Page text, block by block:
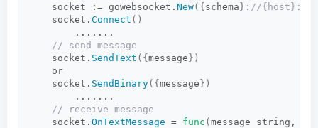
    socket := gowebsocket.
New({ schema } ://
    socket.
Connect ()
        .......
// send message
    socket.
SendText ({ message })
    or
    socket.
SendBinary({ message })
        .......
// receive message
    socket.
OnTextMessage = func ( message string,